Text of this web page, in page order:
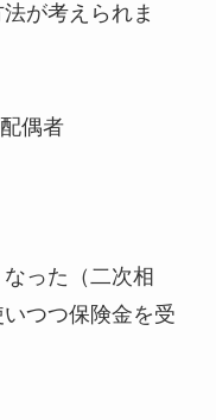
が考えられま
配偶者
った（二次相
つつ保険金を受